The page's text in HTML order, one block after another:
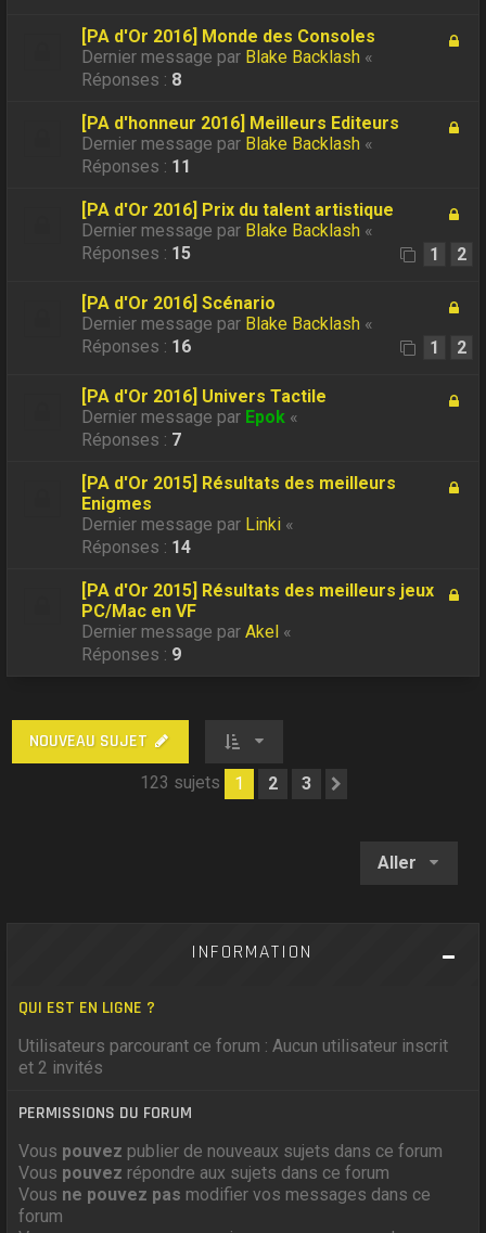
[PA d'Or 2016] Monde des Consoles
Dernier message par Blake Backlash «
Réponses : 8
[PA d'honneur 2016] Meilleurs Editeurs
Dernier message par Blake Backlash «
Réponses : 11
[PA d'Or 2016] Prix du talent artistique
Dernier message par Blake Backlash «
Réponses : 15 1 2
[PA d'Or 2016] Scénario
Dernier message par Blake Backlash «
Réponses : 16 1 2
[PA d'Or 2016] Univers Tactile
Dernier message par Epok «
Réponses : 7
[PA d'Or 2015] Résultats des meilleurs
Enigmes
Dernier message par Linki «
Réponses : 14
[PA d'Or 2015] Résultats des meilleurs jeux
PC/Mac en VF
Dernier message parAkel «
Réponses : 9
NOUVEAU SUJET
123 sujets 1 2 3
Aller
INFORMATION
QUI EST EN LIGNE ?
Utilisateurs parcourant ce forum : Aucun utilisateur inscrit
et 2 invités
PERMISSIONS DU FORUM
Vous pouvez publier de nouveaux sujets dans ce forum
Vous pouvez répondre aux sujets dans ce forum
Vous ne pouvez pas modifier vos messages dans ce
forum